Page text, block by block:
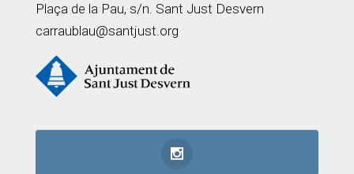
Plaça de la Pau, s/n. Sant Just Desvern
carraublau@santjust.org